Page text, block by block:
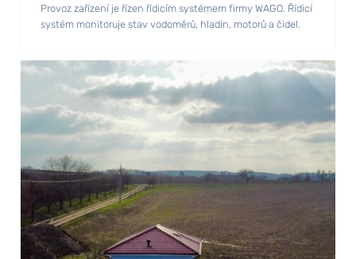
Provoz zařízení je řízen řídicím systémem firmy WAGO. Řídicí
systém monitoruje stav vodoměrů, hladin, motorů a čidel.